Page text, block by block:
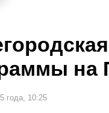
на
года, 10:25